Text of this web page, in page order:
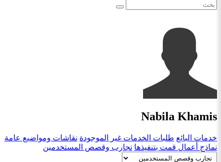
Nabila Khamis
خدمات البائع طلبات الخدمات غير الموجودة نقاشات ومواضيع عامة
نماذج أعمال قمت بتنفيذها تجارب وقصص المستخدمين